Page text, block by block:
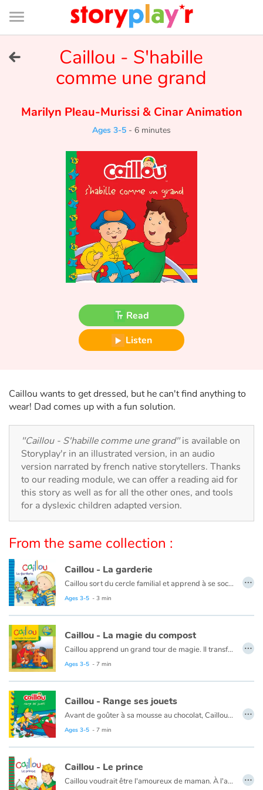
Connexion
Bibliothèque
de
page
Try for free
Tales and classics in french
Fable, myth, literature and poetry
Ogres, monsters and witches
The animals
Travel, epic, investigation, adventure
Around the world
Learning
Documentaries
With the family
Daily life and hobbies
At school
Festivals and events
Love and friendship
Social issues
Emotions and feelings
Caillou - S'habille
comme une grand
Marilyn Pleau-Murissi &Cinar Animation
Ages 3-5 - 6 minutes
Read
Listen
Caillou wants to get dressed, but he can't find anything to
wear! Dad comes up with a fun solution.
"Caillou - S'habille comme une grand"is available on
Storyplay'r in an illustrated version, in an audio
version narrated by french native storytellers. Thanks
to our reading module, we can offer a reading aid for
this story as well as for all the other ones, and tools
for a dyslexic children adapted version.
From the same collection :
Caillou - La garderie
Caillou sort du cercle familial et apprend à se sociabiliser.
Ce livre est aussi disponible en anglais :
Ages 3-5 - 3 min
…
Caillou - La magie du compost
Caillou apprend un grand tour de magie. Il transforme des déchets en nourriture pour les plantes !
Ce livre est aussi disponible en anglais :
Ages 3-5 - 7 min
…
Caillou - Range ses jouets
Avant de goûter à sa mousse au chocolat, Caillou doit ranger tous ses jouets. Heureusement, papa a une idée qui aidera Caillou à avoir un peu plus d'ordre.
Ce livre est aussi disponible en anglais :
Ages 3-5 - 7 min
…
Caillou - Le prince
Caillou voudrait être l'amoureux de maman. À l'aide d'une histoire, papa lui explique que c'est impossible.
…